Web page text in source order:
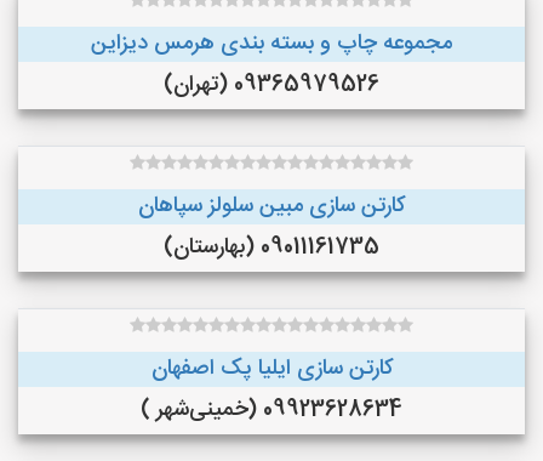
مجموعه چاپ و بسته بندی هرمس دیزاین
09365979526 (تهران)
کارتن سازی مبین سلولز سپاهان
09011161735 (بهارستان)
کارتن سازی ایلیا پک اصفهان
09923628634 (خمینی‌شهر )